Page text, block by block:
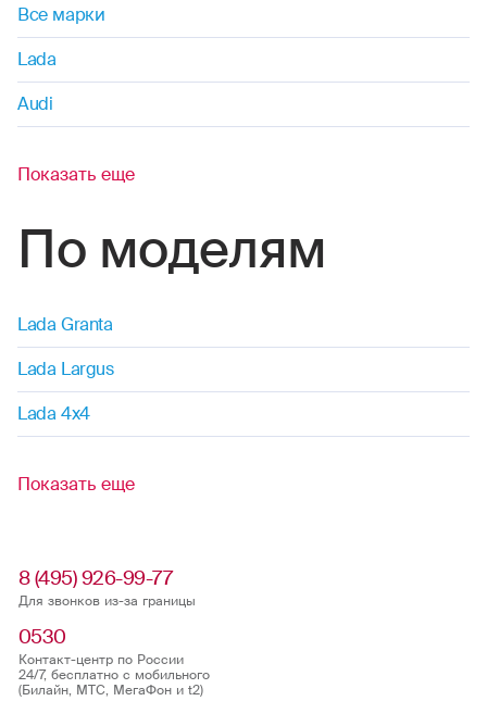
Все марки
Lada
Audi
Показать еще
По моделям
Lada Granta
Lada Largus
Lada 4x4
Показать еще
8 (495) 926-99-77
Для звонков из-за границы
0530
Контакт-центр по России
24/7, бесплатно с мобильного
(Билайн, МТС, МегаФон и t2)